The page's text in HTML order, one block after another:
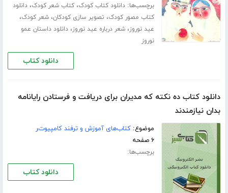
برچسب‌ها:دانلود کتاب کودک،کتاب شعر کودک،دانلود
کتاب مصور کودک، تصویر سازی کودکان،شعر کودک،
عید نوروز،شعر درباره عید نوروز،دانلود داستان عمو
نوروز
دانلود کتاب
دانلود کتاب ده نکته که مدیران برای دریافت و فرستادن رایانامه
بدان نیازمندند
موضوع:کتاب‌های آموزش و ترفند کامپیوتر
۶ صفحه
برچسب‌ها:
دانلود کتاب